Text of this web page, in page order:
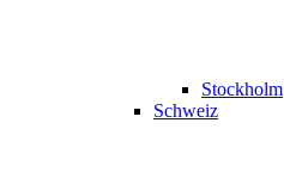
Stockholm
Schweiz